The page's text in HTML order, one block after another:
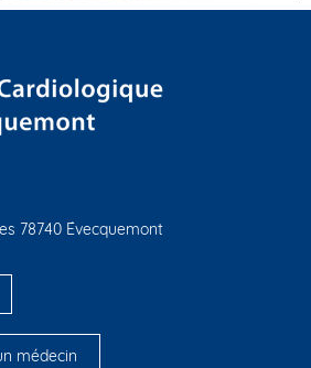
78740 Évecquemont
médecin